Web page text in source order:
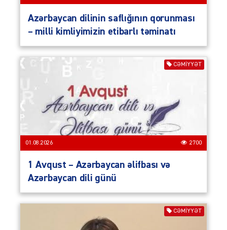
Azərbaycan dilinin saflığının qorunması
– milli kimliyimizin etibarlı təminatı
CƏMIYYƏT
01.08.2026 2700
1 Avqust – Azərbaycan əlifbası və
Azərbaycan dili günü
CƏMIYYƏT